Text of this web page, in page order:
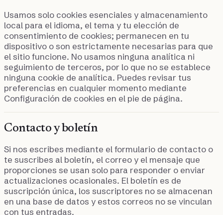
Usamos solo cookies esenciales y almacenamiento
local para el idioma, el tema y tu elección de
consentimiento de cookies; permanecen en tu
dispositivo o son estrictamente necesarias para que
el sitio funcione. No usamos ninguna analítica ni
seguimiento de terceros, por lo que no se establece
ninguna cookie de analítica. Puedes revisar tus
preferencias en cualquier momento mediante
Configuración de cookies en el pie de página.
Contacto y boletín
Si nos escribes mediante el formulario de contacto o
te suscribes al boletín, el correo y el mensaje que
proporciones se usan solo para responder o enviar
actualizaciones ocasionales. El boletín es de
suscripción única, los suscriptores no se almacenan
en una base de datos y estos correos no se vinculan
con tus entradas.